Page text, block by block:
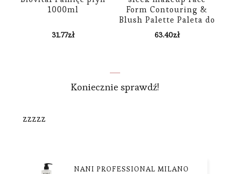
1000ml
31.77zł
Form Contouring &
Blush Palette Paleta do
konturowania 3w1
bronzer+róż+rozświetlacz
63.40zł
Koniecznie sprawdź!
zzzzz
NANI PROFESSIONAL MILANO